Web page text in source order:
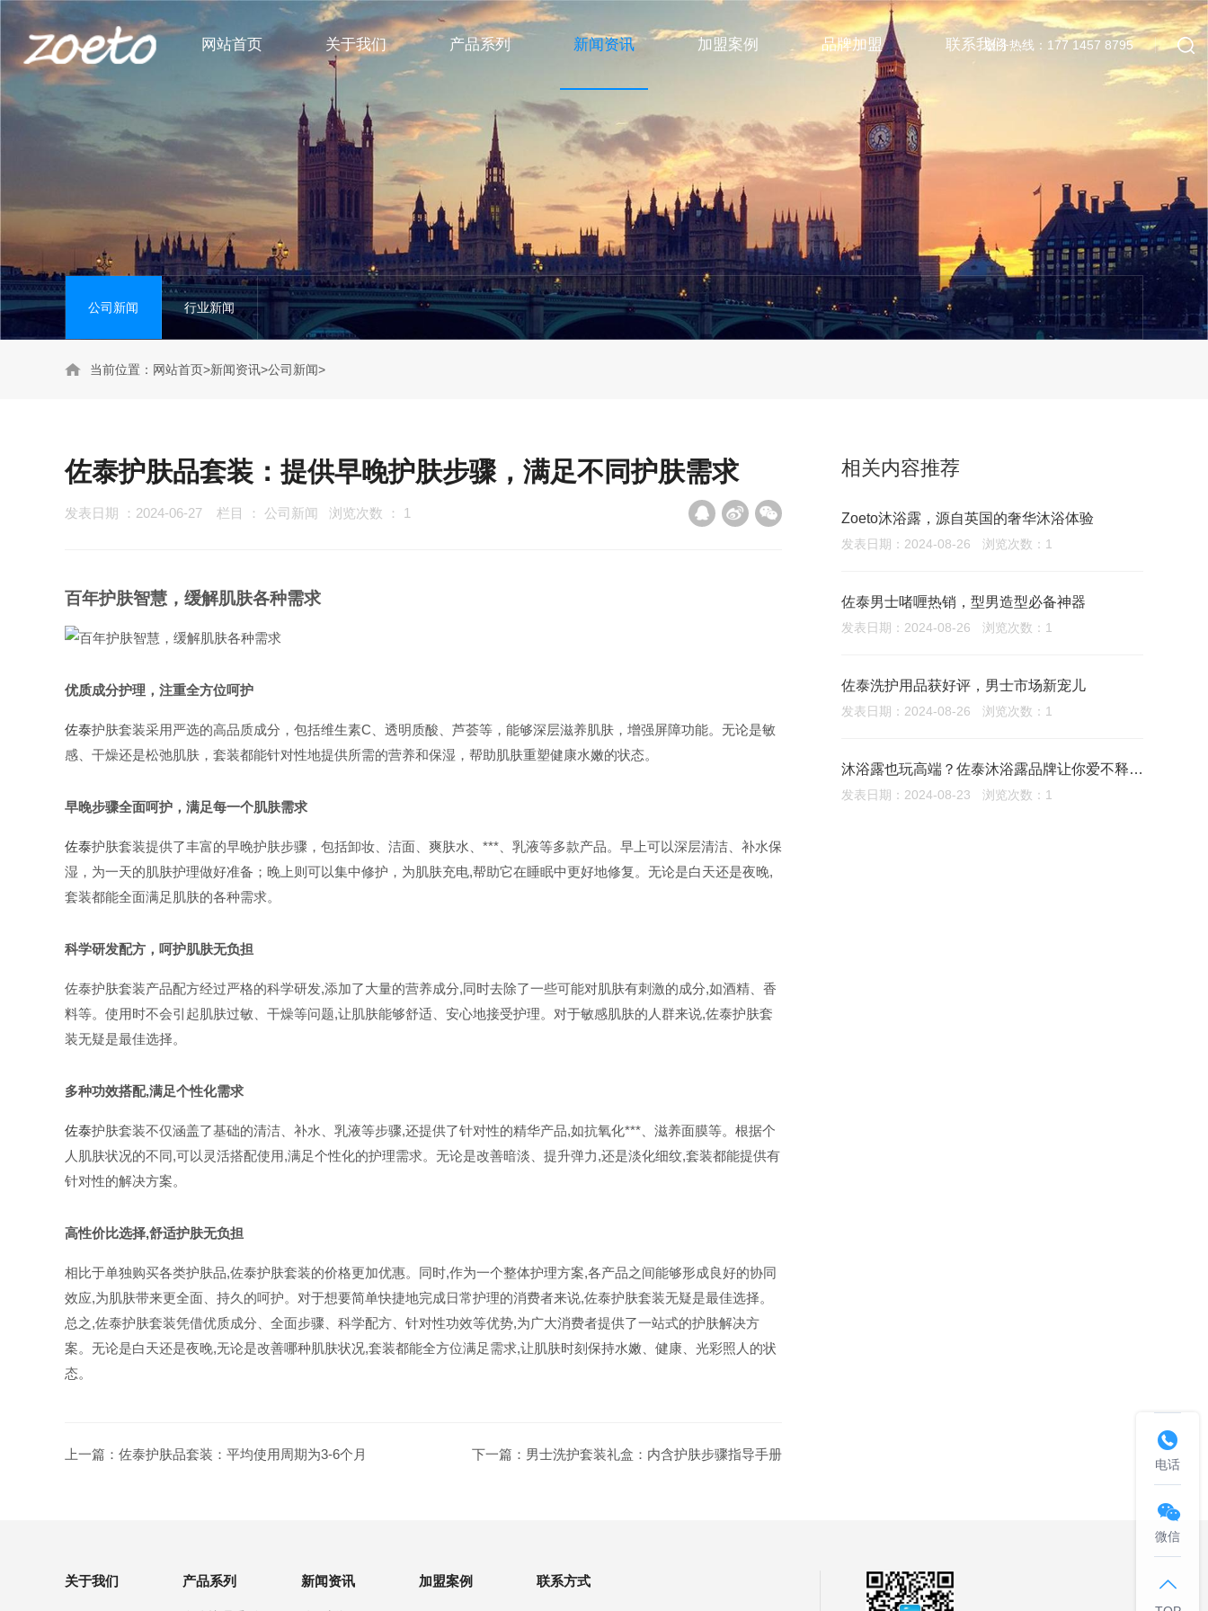
网站首页 关于我们 产品系列
身体护理系列
头部护理系列
新闻资讯
公司新闻
行业新闻
加盟案例 品牌加盟 联系我们服务热线：177 1457 8795
公司新闻 行业新闻
当前位置： 网站首页>新闻资讯>公司新闻>
佐泰护肤品套装：提供早晚护肤步骤，满足不同护肤需求
发表日期 ：2024-06-27 栏目 ： 公司新闻 浏览次数 ： 1
百年护肤智慧，缓解肌肤各种需求
优质成分护理，注重全方位呵护
佐泰护肤套装采用严选的高品质成分，包括维生素C、透明质酸、芦荟等，能够深层滋养肌肤，增强屏障功能。无论是敏
感、干燥还是松弛肌肤，套装都能针对性地提供所需的营养和保湿，帮助肌肤重塑健康水嫩的状态。
早晚步骤全面呵护，满足每一个肌肤需求
佐泰护肤套装提供了丰富的早晚护肤步骤，包括卸妆、洁面、爽肤水、***、乳液等多款产品。早上可以深层清洁、补水保
湿，为一天的肌肤护理做好准备；晚上则可以集中修护，为肌肤充电,帮助它在睡眠中更好地修复。无论是白天还是夜晚,
套装都能全面满足肌肤的各种需求。
科学研发配方，呵护肌肤无负担
佐泰护肤套装产品配方经过严格的科学研发,添加了大量的营养成分,同时去除了一些可能对肌肤有刺激的成分,如酒精、香
料等。使用时不会引起肌肤过敏、干燥等问题,让肌肤能够舒适、安心地接受护理。对于敏感肌肤的人群来说,佐泰护肤套
装无疑是最佳选择。
多种功效搭配,满足个性化需求
佐泰护肤套装不仅涵盖了基础的清洁、补水、乳液等步骤,还提供了针对性的精华产品,如抗氧化***、滋养面膜等。根据个
人肌肤状况的不同,可以灵活搭配使用,满足个性化的护理需求。无论是改善暗淡、提升弹力,还是淡化细纹,套装都能提供有
针对性的解决方案。
高性价比选择,舒适护肤无负担
相比于单独购买各类护肤品,佐泰护肤套装的价格更加优惠。同时,作为一个整体护理方案,各产品之间能够形成良好的协同
效应,为肌肤带来更全面、持久的呵护。对于想要简单快捷地完成日常护理的消费者来说,佐泰护肤套装无疑是最佳选择。
总之,佐泰护肤套装凭借优质成分、全面步骤、科学配方、针对性功效等优势,为广大消费者提供了一站式的护肤解决方
案。无论是白天还是夜晚,无论是改善哪种肌肤状况,套装都能全方位满足需求,让肌肤时刻保持水嫩、健康、光彩照人的状
态。
上一篇： 佐泰护肤品套装：平均使用周期为3-6个月 下一篇： 男士洗护套装礼盒：内含护肤步骤指导手册
相关内容推荐
Zoeto沐浴露，源自英国的奢华沐浴体验
发表日期：2024-08-26 浏览次数：1
佐泰男士啫喱热销，型男造型必备神器
发表日期：2024-08-26 浏览次数：1
佐泰洗护用品获好评，男士市场新宠儿
发表日期：2024-08-26 浏览次数：1
沐浴露也玩高端？佐泰沐浴露品牌让你爱不释手！
发表日期：2024-08-23 浏览次数：1
关于我们 产品系列 新闻资讯 加盟案例 联系方式

电话

微信
